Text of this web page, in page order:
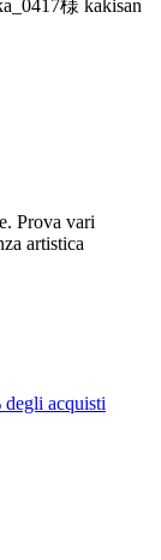
様 kakisan
Prova vari
artistica
degli acquisti